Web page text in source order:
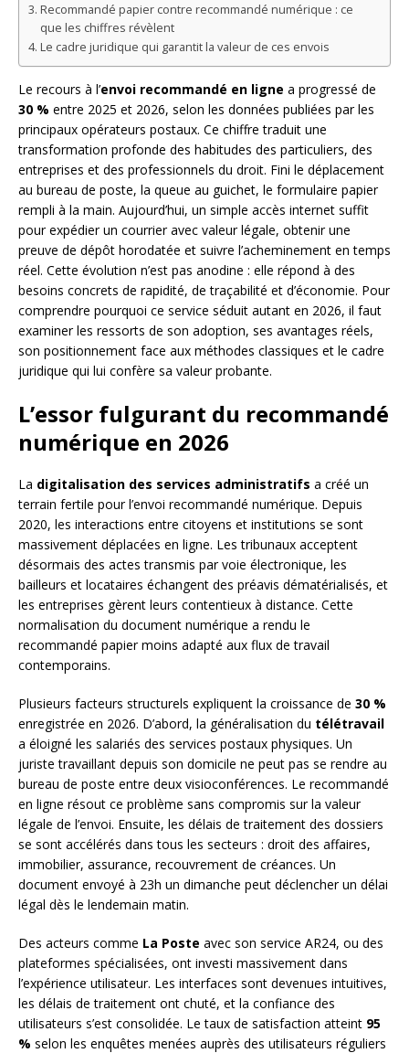
Recommandé papier contre recommandé numérique : ce
que les chiffres révèlent
Le cadre juridique qui garantit la valeur de ces envois
Le recours à l’envoi recommandé en ligne a progressé de
30 % entre 2025 et 2026, selon les données publiées par les
principaux opérateurs postaux. Ce chiffre traduit une
transformation profonde des habitudes des particuliers, des
entreprises et des professionnels du droit. Fini le déplacement
au bureau de poste, la queue au guichet, le formulaire papier
rempli à la main. Aujourd’hui, un simple accès internet suffit
pour expédier un courrier avec valeur légale, obtenir une
preuve de dépôt horodatée et suivre l’acheminement en temps
réel. Cette évolution n’est pas anodine : elle répond à des
besoins concrets de rapidité, de traçabilité et d’économie. Pour
comprendre pourquoi ce service séduit autant en 2026, il faut
examiner les ressorts de son adoption, ses avantages réels,
son positionnement face aux méthodes classiques et le cadre
juridique qui lui confère sa valeur probante.
L’essor fulgurant du recommandé
numérique en 2026
La digitalisation des services administratifs a créé un
terrain fertile pour l’envoi recommandé numérique. Depuis
2020, les interactions entre citoyens et institutions se sont
massivement déplacées en ligne. Les tribunaux acceptent
désormais des actes transmis par voie électronique, les
bailleurs et locataires échangent des préavis dématérialisés, et
les entreprises gèrent leurs contentieux à distance. Cette
normalisation du document numérique a rendu le
recommandé papier moins adapté aux flux de travail
contemporains.
Plusieurs facteurs structurels expliquent la croissance de 30 %
enregistrée en 2026. D’abord, la généralisation du télétravail
a éloigné les salariés des services postaux physiques. Un
juriste travaillant depuis son domicile ne peut pas se rendre au
bureau de poste entre deux visioconférences. Le recommandé
en ligne résout ce problème sans compromis sur la valeur
légale de l’envoi. Ensuite, les délais de traitement des dossiers
se sont accélérés dans tous les secteurs : droit des affaires,
immobilier, assurance, recouvrement de créances. Un
document envoyé à 23h un dimanche peut déclencher un délai
légal dès le lendemain matin.
Des acteurs comme La Poste avec son service AR24, ou des
plateformes spécialisées, ont investi massivement dans
l’expérience utilisateur. Les interfaces sont devenues intuitives,
les délais de traitement ont chuté, et la confiance des
utilisateurs s’est consolidée. Le taux de satisfaction atteint 95
% selon les enquêtes menées auprès des utilisateurs réguliers